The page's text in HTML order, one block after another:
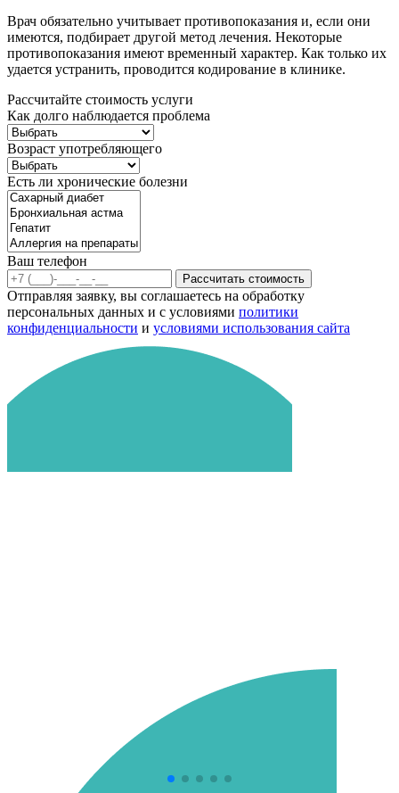
Врач обязательно учитывает противопоказания и, если они
имеются, подбирает другой метод лечения. Некоторые
противопоказания имеют временный характер. Как только их
удается устранить, проводится кодирование в клинике.
Рассчитайте стоимость услуги
Как долго наблюдается проблема
Возраст употребляющего
Есть ли хронические болезни
Ваш телефон
Рассчитать стоимость
Отправляя заявку, вы соглашаетесь на обработку
персональных данных и с условиями политики
конфиденциальности и условиями использования сайта